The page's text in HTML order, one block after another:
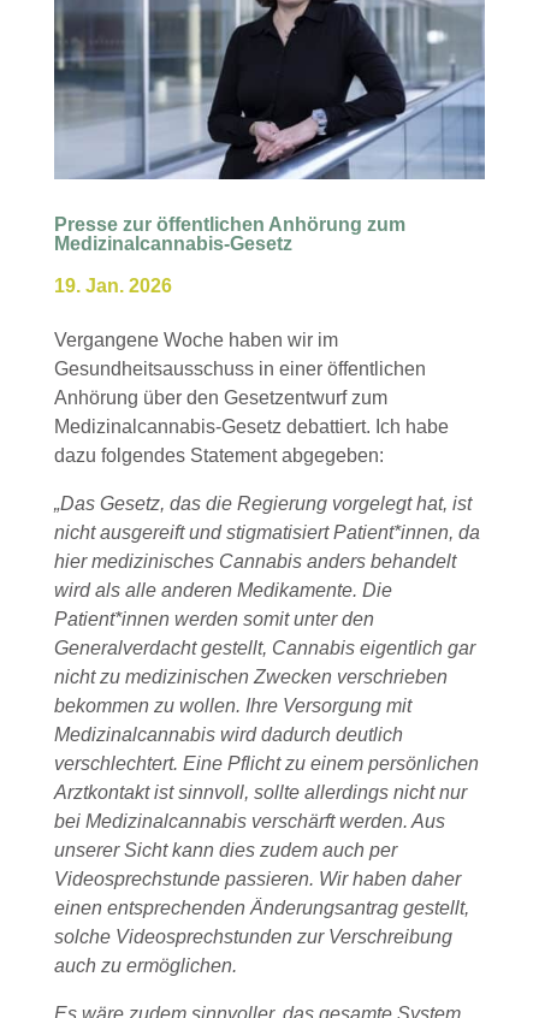
Presse zur öffentlichen Anhörung zum
Medizinalcannabis-Gesetz
19. Jan. 2026
Vergangene Woche haben wir im
Gesundheitsausschuss in einer öffentlichen
Anhörung über den Gesetzentwurf zum
Medizinalcannabis-Gesetz debattiert. Ich habe
dazu folgendes Statement abgegeben:
„Das Gesetz, das die Regierung vorgelegt hat, ist
nicht ausgereift und stigmatisiert Patient*innen, da
hier medizinisches Cannabis anders behandelt
wird als alle anderen Medikamente. Die
Patient*innen werden somit unter den
Generalverdacht gestellt, Cannabis eigentlich gar
nicht zu medizinischen Zwecken verschrieben
bekommen zu wollen. Ihre Versorgung mit
Medizinalcannabis wird dadurch deutlich
verschlechtert. Eine Pflicht zu einem persönlichen
Arztkontakt ist sinnvoll, sollte allerdings nicht nur
bei Medizinalcannabis verschärft werden. Aus
unserer Sicht kann dies zudem auch per
Videosprechstunde passieren. Wir haben daher
einen entsprechenden Änderungsantrag gestellt,
solche Videosprechstunden zur Verschreibung
auch zu ermöglichen.
Es wäre zudem sinnvoller, das gesamte System